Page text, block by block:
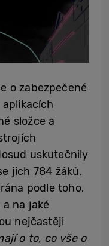
o zabezpečené
složce a
uskutečnily
jich 784 žáků.
podle toho,
na jaké
nejčastěji
o to, co vše o